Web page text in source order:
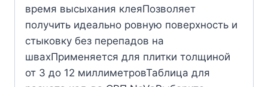
время высыхания клеяПозволяет
получить идеально ровную поверхность и
стыковку без перепадов на
швахПрименяется для плитки толщиной
от 3 до 12 миллиметровТаблица для